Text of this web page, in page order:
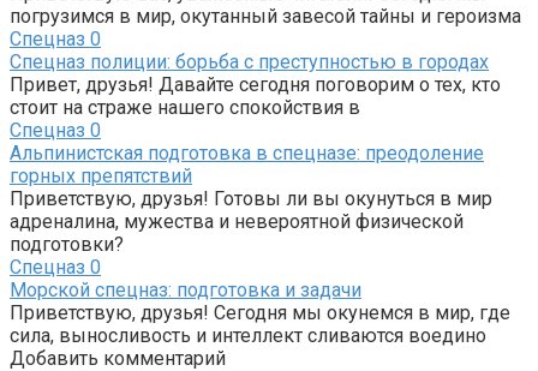
погрузимся в мир, окутанный завесой тайны и героизма
Спецназ 0
Спецназ полиции: борьба с преступностью в городах
Привет, друзья! Давайте сегодня поговорим о тех, кто
стоит на страже нашего спокойствия в
Спецназ 0
Альпинистская подготовка в спецназе: преодоление
горных препятствий
Приветствую, друзья! Готовы ли вы окунуться в мир
адреналина, мужества и невероятной физической
подготовки?
Спецназ 0
Морской спецназ: подготовка и задачи
Приветствую, друзья! Сегодня мы окунемся в мир, где
сила, выносливость и интеллект сливаются воедино
Добавить комментарий